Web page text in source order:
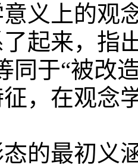
义上的观
起来，指
同于“被改
，在观念
最初义涵